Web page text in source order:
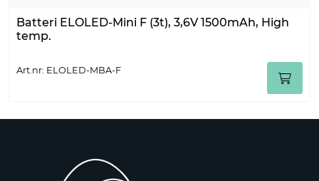
Batteri ELOLED-Mini F (3t), 3,6V 1500mAh, High
temp.
Art.nr: ELOLED-MBA-F